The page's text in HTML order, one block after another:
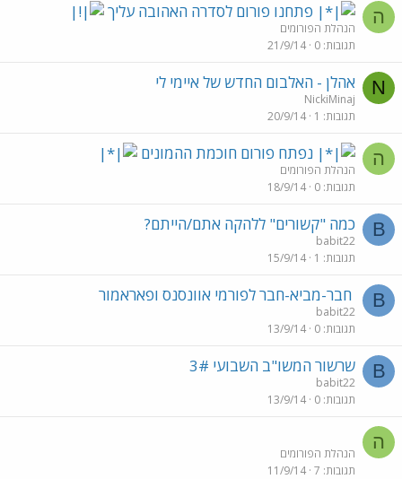
ה פתחנו פורום לסדרה האהובה עליך
הנהלת הפורומים
תגובות 0
21/9/14
N אהלן - האלבום החדש של איימי לי
NickiMinaj
תגובות 1
20/9/14
ה נפתח פורום חוכמת ההמונים
הנהלת הפורומים
תגובות 0
18/9/14
B כמה "קשורים" ללהקה אתם/הייתם?
babit22
תגובות 1
15/9/14
B חבר-מביא-חבר לפורמי אוונסנס ופאראמור
babit22
תגובות 0
13/9/14
B שרשור המשו"ב השבועי 3#
babit22
תגובות 0
13/9/14
ה
הנהלת הפורומים
תגובות 7
11/9/14